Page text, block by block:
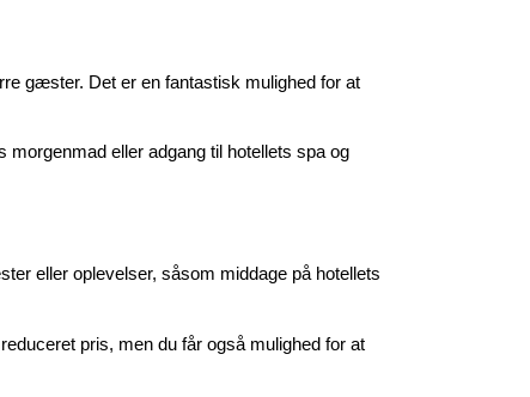
gæster. Det er en fantastisk mulighed for at
eller adgang til hotellets spa og
eller oplevelser, såsom middage på hotellets
pris, men du får også mulighed for at